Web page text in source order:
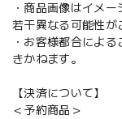
・商品画像はイメ
若干異なる可能性が
・お客様都合によ
きかねます。
【決済について】
＜予約商品＞